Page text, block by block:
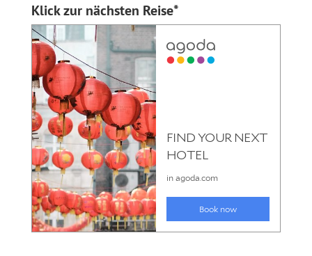
Klick zur nächsten Reise*